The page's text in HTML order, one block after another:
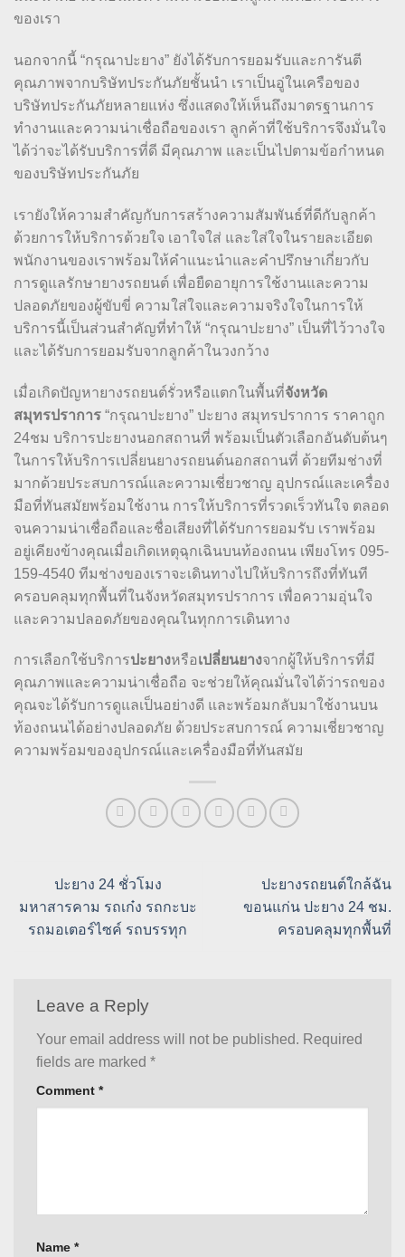
ของเรา
นอกจากนี้ “กรุณาปะยาง” ยังได้รับการยอมรับและการันตี
คุณภาพจากบริษัทประกันภัยชั้นนำ เราเป็นอู่ในเครือของ
บริษัทประกันภัยหลายแห่ง ซึ่งแสดงให้เห็นถึงมาตรฐานการ
ทำงานและความน่าเชื่อถือของเรา ลูกค้าที่ใช้บริการจึงมั่นใจ
ได้ว่าจะได้รับบริการที่ดี มีคุณภาพ และเป็นไปตามข้อกำหนด
ของบริษัทประกันภัย
เรายังให้ความสำคัญกับการสร้างความสัมพันธ์ที่ดีกับลูกค้า
ด้วยการให้บริการด้วยใจ เอาใจใส่ และใส่ใจในรายละเอียด
พนักงานของเราพร้อมให้คำแนะนำและคำปรึกษาเกี่ยวกับ
การดูแลรักษายางรถยนต์ เพื่อยืดอายุการใช้งานและความ
ปลอดภัยของผู้ขับขี่ ความใส่ใจและความจริงใจในการให้
บริการนี้เป็นส่วนสำคัญที่ทำให้ “กรุณาปะยาง” เป็นที่ไว้วางใจ
และได้รับการยอมรับจากลูกค้าในวงกว้าง
เมื่อเกิดปัญหายางรถยนต์รั่วหรือแตกในพื้นที่จังหวัด
สมุทรปราการ “กรุณาปะยาง” ปะยาง สมุทรปราการ ราคาถูก
24ชม บริการปะยางนอกสถานที่ พร้อมเป็นตัวเลือกอันดับต้นๆ
ในการให้บริการเปลี่ยนยางรถยนต์นอกสถานที่ ด้วยทีมช่างที่
มากด้วยประสบการณ์และความเชี่ยวชาญ อุปกรณ์และเครื่อง
มือที่ทันสมัยพร้อมใช้งาน การให้บริการที่รวดเร็วทันใจ ตลอด
จนความน่าเชื่อถือและชื่อเสียงที่ได้รับการยอมรับ เราพร้อม
อยู่เคียงข้างคุณเมื่อเกิดเหตุฉุกเฉินบนท้องถนน เพียงโทร 095-
159-4540 ทีมช่างของเราจะเดินทางไปให้บริการถึงที่ทันที
ครอบคลุมทุกพื้นที่ในจังหวัดสมุทรปราการ เพื่อความอุ่นใจ
และความปลอดภัยของคุณในทุกการเดินทาง
การเลือกใช้บริการปะยางหรือเปลี่ยนยางจากผู้ให้บริการที่มี
คุณภาพและความน่าเชื่อถือ จะช่วยให้คุณมั่นใจได้ว่ารถของ
คุณจะได้รับการดูแลเป็นอย่างดี และพร้อมกลับมาใช้งานบน
ท้องถนนได้อย่างปลอดภัย ด้วยประสบการณ์ ความเชี่ยวชาญ
ความพร้อมของอุปกรณ์และเครื่องมือที่ทันสมัย
ปะยาง 24 ชั่วโมง
มหาสารคาม รถเก๋ง รถกะบะ
รถมอเตอร์ไซค์ รถบรรทุก
ปะยางรถยนต์ใกล้ฉัน
ขอนแก่น ปะยาง 24 ชม.
ครอบคลุมทุกพื้นที่
Leave a Reply
Your email address will not be published. Required
fields are marked *
Comment *
Name *